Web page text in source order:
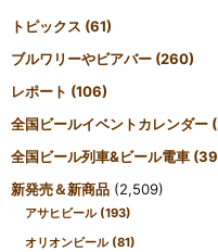
トピックス (61)
ブルワリーやビアバー (260)
レポート (106)
全国ビールイベントカレンダー
全国ビール列車&ビール電車
新発売＆新商品 (2,509)
アサヒビール (193)
オリオンビール (81)